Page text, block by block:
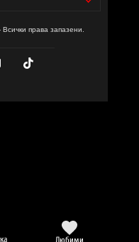
права запазени.
Любими